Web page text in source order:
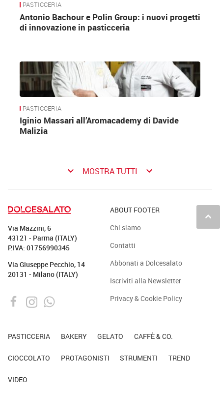
PASTICCERIA
Antonio Bachour e Polin Group: i nuovi progetti
di innovazione in pasticceria
PASTICCERIA
Iginio Massari all’Aromacademy di Davide
Malizia
keyboard_arrow_down MOSTRA TUTTI keyboard_arrow_down
keyboard_arrow_up
Via Mazzini, 6
43121 - Parma (ITALY)
P.IVA: 01756990345
Via Giuseppe Pecchio, 14
20131 - Milano (ITALY)
ABOUT FOOTER
Chi siamo
Contatti
Abbonati a Dolcesalato
Iscriviti alla Newsletter
Privacy & Cookie Policy
PASTICCERIA BAKERY GELATO CAFFÈ & CO.
CIOCCOLATO PROTAGONISTI STRUMENTI TREND
VIDEO